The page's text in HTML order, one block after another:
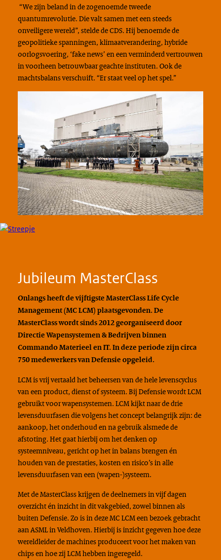
“We zijn beland in de zogenoemde tweede
quantumrevolutie. Die valt samen met een steeds
onveiligere wereld”, stelde de CDS. Hij benoemde de
geopolitieke spanningen, klimaatverandering, hybride
oorlogsvoering, ‘fake news’ en een verminderd vertrouwen
in voorheen betrouwbaar geachte instituten. Ook de
machtsbalans verschuift. “Er staat veel op het spel.”
Jubileum MasterClass
Onlangs heeft de vijftigste MasterClass Life Cycle
Management (MC LCM) plaatsgevonden. De
MasterClass wordt sinds 2012 georganiseerd door
Directie Wapensystemen & Bedrijven binnen
Commando Materieel en IT. In deze periode zijn circa
750 medewerkers van Defensie opgeleid.
LCM is vrij vertaald het beheersen van de hele levenscyclus
van een product, dienst of systeem. Bij Defensie wordt LCM
gebruikt voor wapensystemen. LCM kijkt naar de drie
levensduurfasen die volgens het concept belangrijk zijn: de
aankoop, het onderhoud en na gebruik alsmede de
afstoting. Het gaat hierbij om het denken op
systeemniveau, gericht op het in balans brengen én
houden van de prestaties, kosten en risico’s in alle
levensduurfasen van een (wapen-)systeem.
Met de MasterClass krijgen de deelnemers in vijf dagen
overzicht én inzicht in dit vakgebied, zowel binnen als
buiten Defensie. Zo is in deze MC LCM een bezoek gebracht
aan ASML in Veldhoven. Hierbij is inzicht gegeven hoe deze
wereldleider de machines produceert voor het maken van
chips en hoe zij LCM hebben ingeregeld.